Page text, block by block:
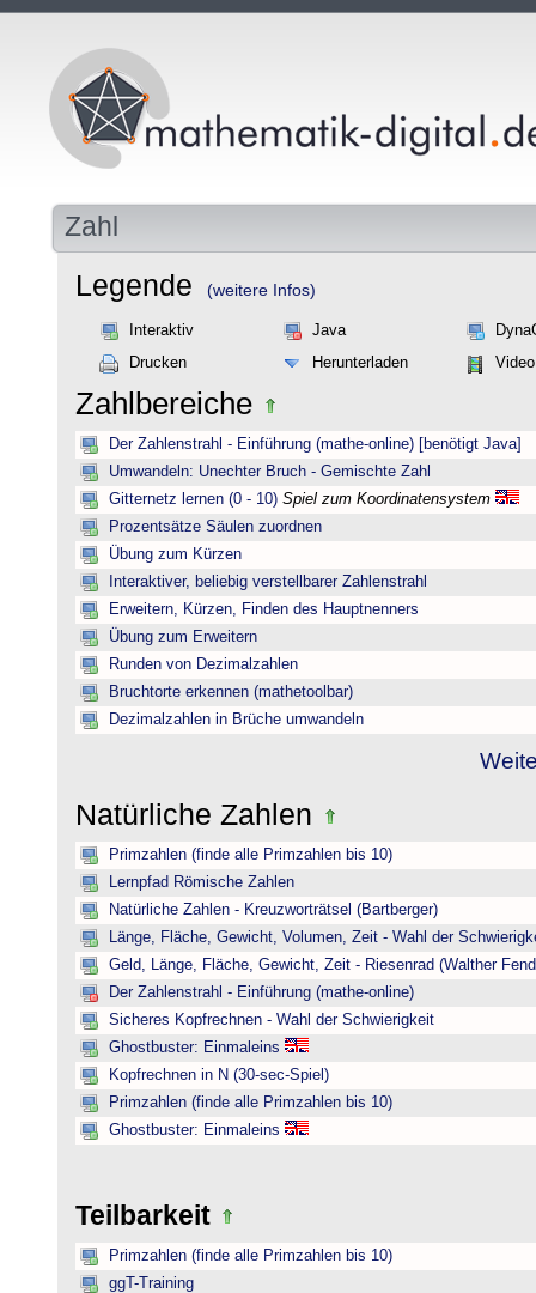
Zahl
Legende (weitere Infos)
Interaktiv Java
Drucken
Herunterladen Video
Zahlbereiche
Der Zahlenstrahl - Einführung (mathe-online) [benötigt Java]
Umwandeln: Unechter Bruch - Gemischte Zahl
Gitternetz lernen (0 - 10) Spiel zum Koordinatensystem
Prozentsätze Säulen zuordnen
Übung zum Kürzen
Interaktiver, beliebig verstellbarer Zahlenstrahl
Erweitern, Kürzen, Finden des Hauptnenners
Übung zum Erweitern
Runden von Dezimalzahlen
Bruchtorte erkennen (mathetoolbar)
Dezimalzahlen in Brüche umwandeln
Natürliche Zahlen
Primzahlen (finde alle Primzahlen bis 10)
Lernpfad Römische Zahlen
Natürliche Zahlen - Kreuzworträtsel (Bartberger)
Länge, Fläche, Gewicht, Volumen, Zeit - Wahl der
Geld, Länge, Fläche, Gewicht, Zeit - Riesenrad (Walther
Der Zahlenstrahl - Einführung (mathe-online)
Sicheres Kopfrechnen - Wahl der Schwierigkeit
Ghostbuster: Einmaleins
Kopfrechnen in N (30-sec-Spiel)
Primzahlen (finde alle Primzahlen bis 10)
Ghostbuster: Einmaleins
Teilbarkeit
Primzahlen (finde alle Primzahlen bis 10)
ggT-Training